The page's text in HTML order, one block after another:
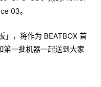
03。
」，将作为 BEATBOX 首
第一批机器一起送到大家